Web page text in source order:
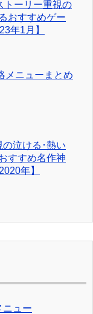
トーリー重視の
おすすめゲー
年1月】
メニューまとめ
の泣ける･熱い
すすめ名作神
年】
ニュー